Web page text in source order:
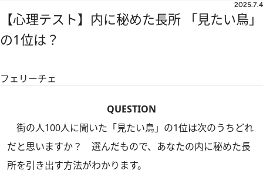
2025.7.4
【心理テスト】内に秘めた長所 「見たい鳥」
の1位は？
フェリーチェ
QUESTION
街の人100人に聞いた「見たい鳥」の1位は次のうちどれ
だと思いますか？ 選んだもので、あなたの内に秘めた長
所を引き出す方法がわかります。